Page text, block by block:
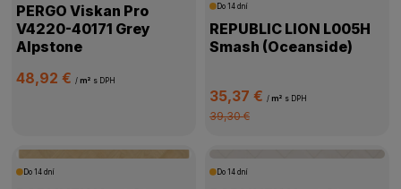
PERGO Viskan Pro
V4220-40171 Grey
Alpstone
48,92 €/ m² s DPH
Do 14 dní
REPUBLIC LION L005H
Smash (Oceanside)
35,37 € / m² s DPH
39,30 €
Do 14 dní Do 14 dní